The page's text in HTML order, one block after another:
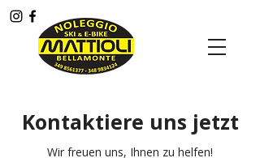
Kontaktiere uns jetzt
Wir freuen uns, Ihnen zu helfen!